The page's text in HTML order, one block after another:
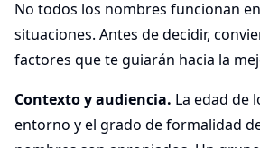
No todos los nombres funcionan
situaciones. Antes de decidir,
factores que te guiarán hacia la
Contexto y audiencia. La edad de
entorno y el grado de formalidad